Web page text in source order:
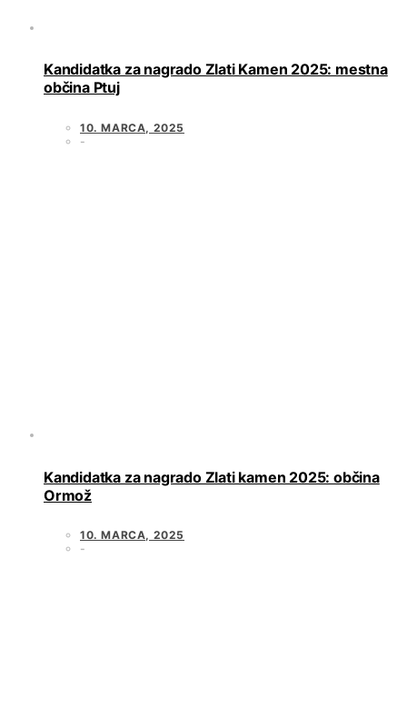
Kandidatka za nagrado Zlati Kamen 2025: mestna
občina Ptuj
10. MARCA, 2025
Kandidatka za nagrado Zlati kamen 2025: občina
Ormož
10. MARCA, 2025